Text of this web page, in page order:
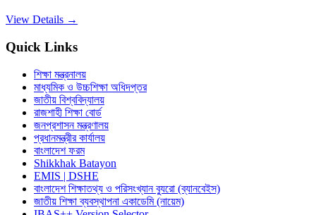
View Details →
Quick Links
শিক্ষা মন্ত্রনালয়
মাধ্যমিক ও উচ্চশিক্ষা অধিদপ্তর
জাতীয় বিশ্ববিদ্যালয়
রাজশাহী শিক্ষা বোর্ড
জনপ্রশাসন মন্ত্রণালয়
প্রধানমন্ত্রীর কার্যালয়
বাংলাদেশ ফরম
Shikkhak Batayon
EMIS | DSHE
বাংলাদেশ শিক্ষাতথ্য ও পরিসংখ্যান ব্যুরো (ব্যানবেইস)
জাতীয় শিক্ষা ব্যবস্থাপনা একাডেমি (নায়েম)